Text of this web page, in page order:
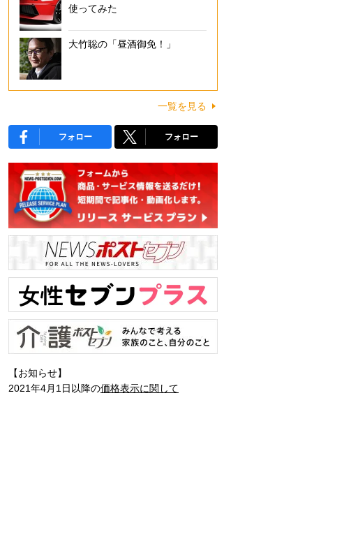
使ってみた
大竹聡の「昼酒御免！」
一覧を見る
フォロー フォロー
【お知らせ】
2021年4月1日以降の価格表示に関して